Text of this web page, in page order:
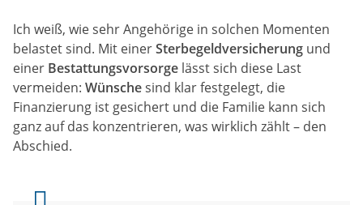
Ich weiß, wie sehr Angehörige in solchen Momenten
belastet sind. Mit einerSterbegeldversicherung und
einer Bestattungsvorsorge lässt sich diese Last
vermeiden: Wünschesind klar festgelegt, die
Finanzierung ist gesichert und die Familie kann sich
ganz auf das konzentrieren, was wirklich zählt – den
Abschied.